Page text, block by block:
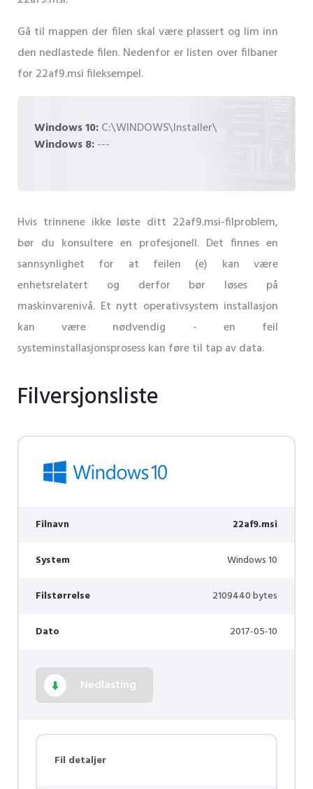
Gå til mappen der filen skal være plassert og lim inn
den nedlastede filen. Nedenfor er listen over filbaner
for 22af9.msi fileksempel.
Windows 10:C:\WINDOWS\Installer\
Windows 8:---
Hvis trinnene ikke løste ditt 22af9.msi-filproblem,
bør du konsultere en profesjonell. Det finnes en
sannsynlighet for at feilen (e) kan være
enhetsrelatert og derfor bør løses på
maskinvarenivå. Et nytt operativsystem installasjon
kan være nødvendig - en feil
systeminstallasjonsprosess kan føre til tap av data.
Filversjonsliste
Filnavn 22af9.msi
System Windows 10
Filstørrelse 2109440 bytes
Dato 2017-05-10
Nedlasting
Fil detaljer